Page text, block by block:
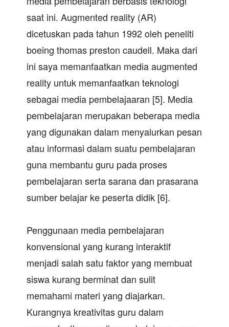
saat ini. Augmented reality (AR)
dicetuskan pada tahun 1992 oleh peneliti
boeing thomas preston caudell. Maka dari
ini saya memanfaatkan media augmented
reality untuk memanfaatkan teknologi
sebagai media pembelajaaran [5]. Media
pembelajaran merupakan beberapa media
yang digunakan dalam menyalurkan pesan
atau informasi dalam suatu pembelajaran
guna membantu guru pada proses
pembelajaran serta sarana dan prasarana
sumber belajar ke peserta didik [6].
Penggunaan media pembelajaran
konvensional yang kurang interaktif
menjadi salah satu faktor yang membuat
siswa kurang berminat dan sulit
memahami materi yang diajarkan.
Kurangnya kreativitas guru dalam